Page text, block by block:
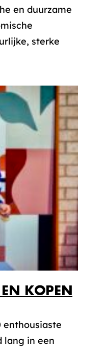
en duurzame
sterke
KOPEN
enthousiaste
lang in een